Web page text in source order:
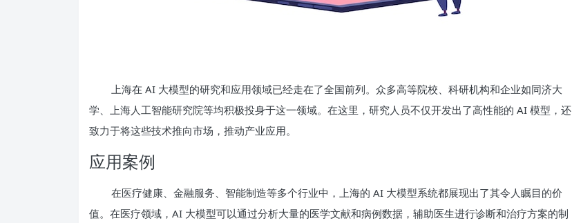
上海在 AI 大模型的研究和应用领域已经走在了全国前列。众多高等院校、科研机构和企业如同济大
学、上海人工智能研究院等均积极投身于这一领域。在这里，研究人员不仅开发出了高性能的 AI 模型，还
致力于将这些技术推向市场，推动产业应用。
应用案例
在医疗健康、金融服务、智能制造等多个行业中，上海的 AI 大模型系统都展现出了其令人瞩目的价
值。在医疗领域，AI 大模型可以通过分析大量的医学文献和病例数据，辅助医生进行诊断和治疗方案的制